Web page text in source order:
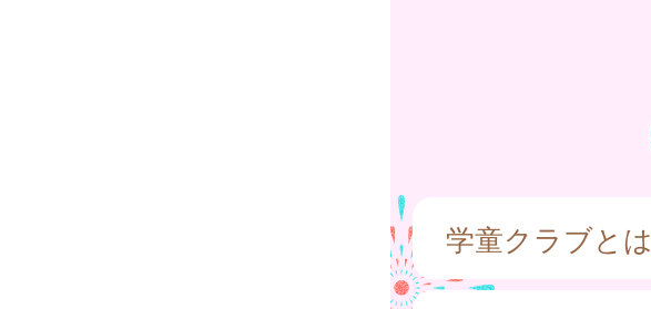
学童クラブとは